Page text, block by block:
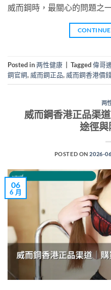
威而鋼時，最關心的問題之
Posted in两性健康 Tagged偉哥
鋼官網, 威而鋼正品, 威而鋼香港價
两
威而鋼香港正品渠
途徑與
POSTED ON2026-
06
6 月